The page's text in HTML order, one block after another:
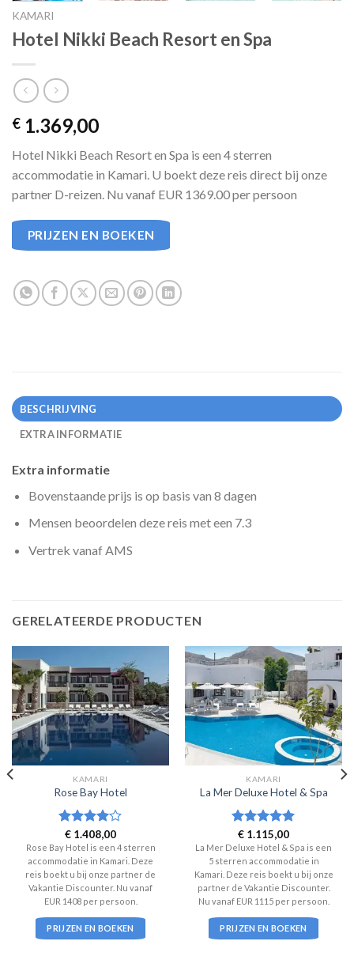
KAMARI
Hotel Nikki Beach Resort en Spa
€ 1.369,00
Hotel Nikki Beach Resort en Spa is een 4 sterren
accommodatie in Kamari. U boekt deze reis direct bij onze
partner D-reizen. Nu vanaf EUR 1369.00 per persoon
PRIJZEN EN BOEKEN
BESCHRIJVING
EXTRA INFORMATIE
Extra informatie
Bovenstaande prijs is op basis van 8 dagen
Mensen beoordelen deze reis met een 7.3
Vertrek vanaf AMS
GERELATEERDE PRODUCTEN
KAMARI
Rose Bay Hotel
Waardering
4uit 5
€ 1.408,00
Rose Bay Hotel is een 4 sterren
accommodatie in Kamari. Deze
reis boekt u bij onze partner de
Vakantie Discounter. Nu vanaf
EUR 1408 per persoon.
PRIJZEN EN BOEKEN
KAMARI
La Mer Deluxe Hotel & Spa
Waardering
5uit 5
€ 1.115,00
La Mer Deluxe Hotel & Spa is een
5 sterren accommodatie in
Kamari. Deze reis boekt u bij onze
partner de Vakantie Discounter.
Nu vanaf EUR 1115 per persoon.
PRIJZEN EN BOEKEN